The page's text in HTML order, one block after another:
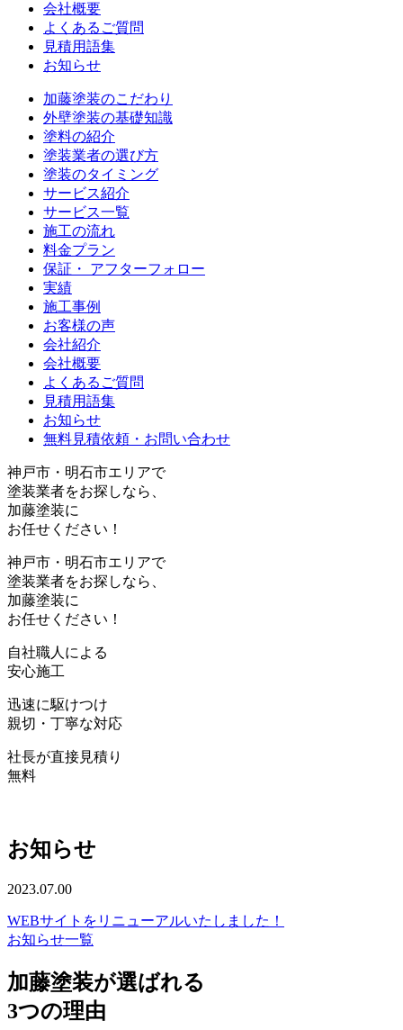
会社概要
よくあるご質問
見積用語集
お知らせ
加藤塗装のこだわり
外壁塗装の基礎知識
塗料の紹介
塗装業者の選び方
塗装のタイミング
サービス紹介
サービス一覧
施工の流れ
料金プラン
保証・ アフターフォロー
実績
施工事例
お客様の声
会社紹介
会社概要
よくあるご質問
見積用語集
お知らせ
無料見積依頼・お問い合わせ
神戸市・ 明石市エリアで
塗装業者をお探しなら、
加藤塗装に
お任せください！
神戸市・ 明石市エリアで
塗装業者をお探しなら、
加藤塗装に
お任せください！
自社職人 による
安心施工
迅速に駆けつけ
親切・丁寧な対応
社長が直接見積り
無料
お知らせ
2023.07.00
WEBサイトをリニューアルいたしました！
お知らせ一覧
加藤塗装が選ばれる
3つの理由